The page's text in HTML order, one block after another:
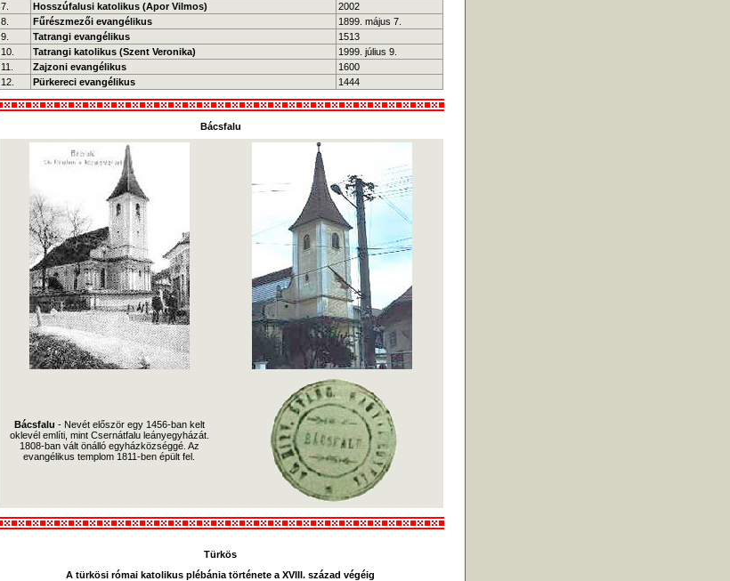
7.
Hosszúfalusi katolikus (Apor Vilmos)
2002
8.
Fűrészmezői evangélikus
1899. május 7.
9.
Tatrangi evangélikus
1513
10.
Tatrangi katolikus (Szent Veronika)
1999. július 9.
11.
Zajzoni evangélikus
1600
12.
Pürkereci evangélikus 1444
Bácsfalu
Bácsfalu - Nevét először egy 1456-ban kelt
oklevél említi, mint Csernátfalu leányegyházát.
1808-ban vált önálló egyházközséggé. Az
evangélikus templom 1811-ben épült fel.
Türkös
A türkösi római katolikus plébánia története a XVIII. század végéig